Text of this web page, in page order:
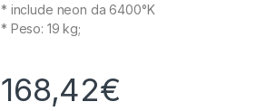
* include neon da 6400°K
* Peso: 19 kg;
168,42€